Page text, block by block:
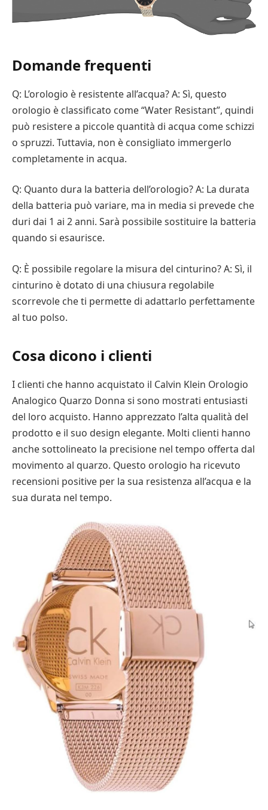
Domande frequenti
Q: L’orologio è resistente all’acqua? A: Sì, questo
orologio è classificato come “Water Resistant”, quindi
può resistere a piccole quantità di acqua come schizzi
o spruzzi. Tuttavia, non è consigliato immergerlo
completamente in acqua.
Q: Quanto dura la batteria dell’orologio? A: La durata
della batteria può variare, ma in media si prevede che
duri dai 1 ai 2 anni. Sarà possibile sostituire la batteria
quando si esaurisce.
Q: È possibile regolare la misura del cinturino? A: Sì, il
cinturino è dotato di una chiusura regolabile
scorrevole che ti permette di adattarlo perfettamente
al tuo polso.
Cosa dicono i clienti
I clienti che hanno acquistato il Calvin Klein Orologio
Analogico Quarzo Donna si sono mostrati entusiasti
del loro acquisto. Hanno apprezzato l’alta qualità del
prodotto e il suo design elegante. Molti clienti hanno
anche sottolineato la precisione nel tempo offerta dal
movimento al quarzo. Questo orologio ha ricevuto
recensioni positive per la sua resistenza all’acqua e la
sua durata nel tempo.